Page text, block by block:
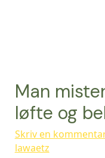
Man
løfte og
Skriv en
lawaetz